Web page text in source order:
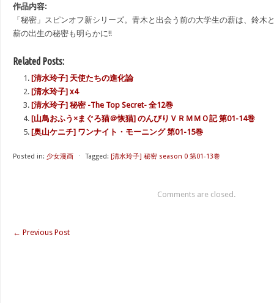
作品内容:
「秘密」スピンオフ新シリーズ。青木と出会う前の大学生の薪は、鈴
薪の出生の秘密も明らかに!!
Related Posts:
[清水玲子] 天使たちの進化論
[清水玲子] x4
[清水玲子] 秘密 -The Top Secret- 全12巻
[山鳥おふう×まぐろ猫＠恢猫] のんびりＶＲＭＭＯ記 第01-14巻
[奥山ケニチ] ワンナイト・モーニング 第01-15巻
Posted in: 少女漫画 ⋅ Tagged: [清水玲子] 秘密 season 0 第01-13巻
Comments are closed.
← Previous Post